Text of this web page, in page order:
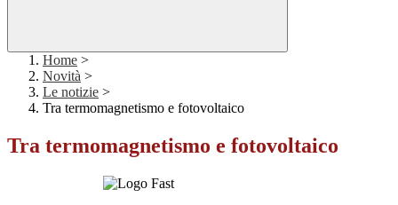
Home >
Novità >
Le notizie >
Tra termomagnetismo e fotovoltaico
Tra termomagnetismo e fotovoltaico